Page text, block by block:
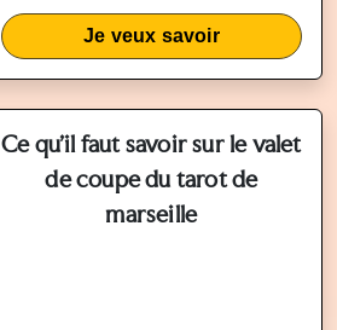
Je veux savoir
Ce qu'il faut savoir sur le valet
de coupe du tarot de
marseille